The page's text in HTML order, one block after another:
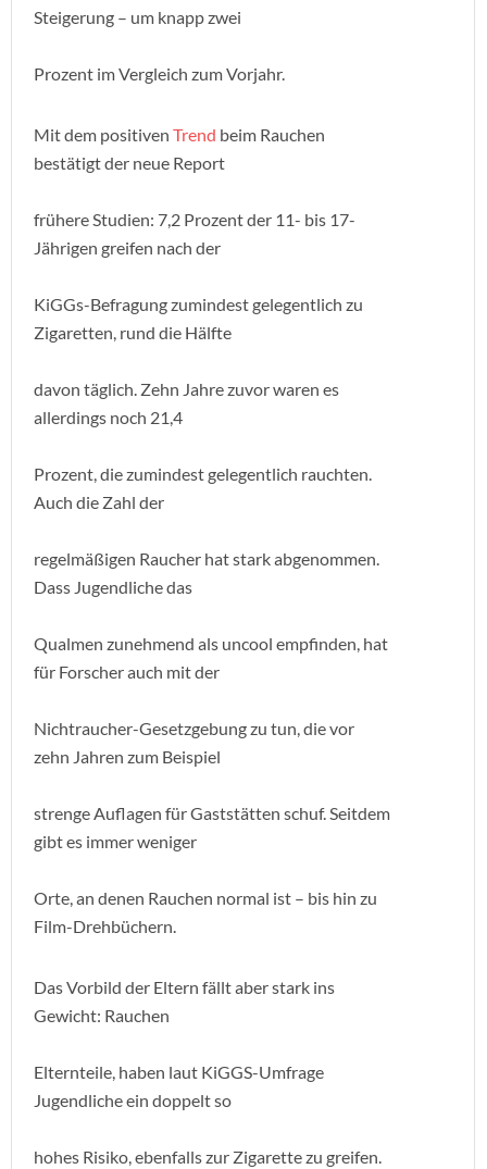
Steigerung – um knapp zwei
Prozent im Vergleich zum Vorjahr.
Mit dem positiven Trend beim Rauchen
bestätigt der neue Report
frühere Studien: 7,2 Prozent der 11- bis 17-
Jährigen greifen nach der
KiGGs-Befragung zumindest gelegentlich zu
Zigaretten, rund die Hälfte
davon täglich. Zehn Jahre zuvor waren es
allerdings noch 21,4
Prozent, die zumindest gelegentlich rauchten.
Auch die Zahl der
regelmäßigen Raucher hat stark abgenommen.
Dass Jugendliche das
Qualmen zunehmend als uncool empfinden, hat
für Forscher auch mit der
Nichtraucher-Gesetzgebung zu tun, die vor
zehn Jahren zum Beispiel
strenge Auflagen für Gaststätten schuf. Seitdem
gibt es immer weniger
Orte, an denen Rauchen normal ist – bis hin zu
Film-Drehbüchern.
Das Vorbild der Eltern fällt aber stark ins
Gewicht: Rauchen
Elternteile, haben laut KiGGS-Umfrage
Jugendliche ein doppelt so
hohes Risiko, ebenfalls zur Zigarette zu greifen.